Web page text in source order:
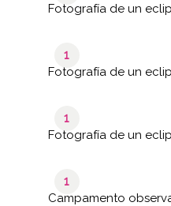
Fotografía de un
1
Fotografía de un
1
Fotografía de un
1
Campamento